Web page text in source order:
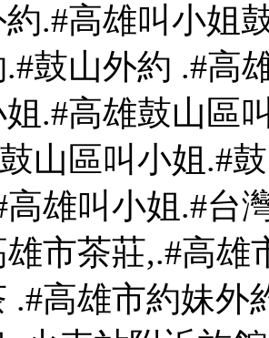
.#高雄叫小姐
.#鼓山外約 .#高
姐.#高雄鼓山區
山區叫小姐.#
高雄叫小姐.#台
雄市茶莊,.#高雄
.#高雄市約妹外